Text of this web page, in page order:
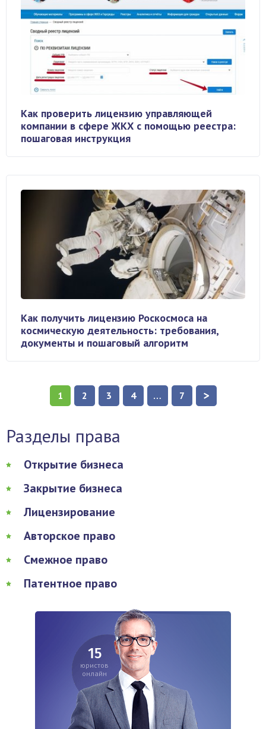
Как проверить лицензию управляющей
компании в сфере ЖКХ с помощью реестра:
пошаговая инструкция
Как получить лицензию Роскосмоса на
космическую деятельность: требования,
документы и пошаговый алгоритм
1 2 3 4 … 7 >
Разделы права
Открытие бизнеса
Закрытие бизнеса
Лицензирование
Авторское право
Смежное право
Патентное право
15
юристов
онлайн